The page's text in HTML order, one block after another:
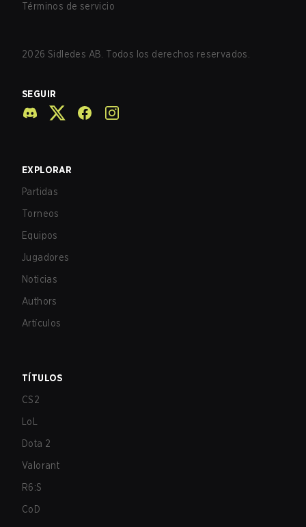
Términos de servicio
2026 Sidledes AB. Todos los derechos reservados.
SEGUIR
EXPLORAR
Partidas
Torneos
Equipos
Jugadores
Noticias
Authors
Artículos
TÍTULOS
CS2
LoL
Dota 2
Valorant
R6:S
CoD